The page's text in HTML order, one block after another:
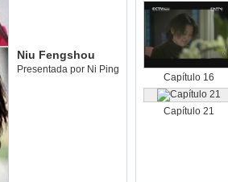
Niu Fengshou
Presentada por Ni Ping
Capítulo 16
Capítulo 21